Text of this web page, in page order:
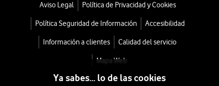
Aviso Legal Política de Privacidad y Cookies
Política Seguridad de Información Accesibilidad
Información a clientes Calidad del servicio
Mapa Web
Ya sabes... lo de las cookies